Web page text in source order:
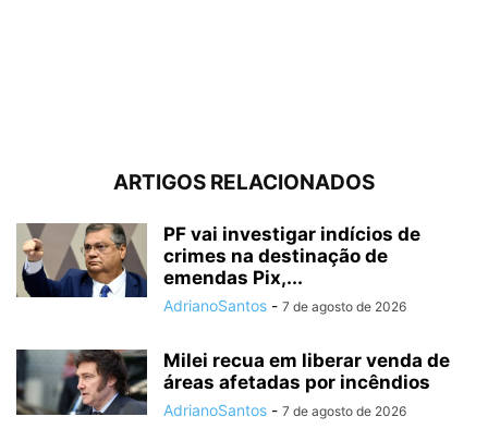
ARTIGOS RELACIONADOS
PF vai investigar indícios de
crimes na destinação de
emendas Pix,...
AdrianoSantos - 7 de agosto de 2026
Milei recua em liberar venda de
áreas afetadas por incêndios
AdrianoSantos - 7 de agosto de 2026